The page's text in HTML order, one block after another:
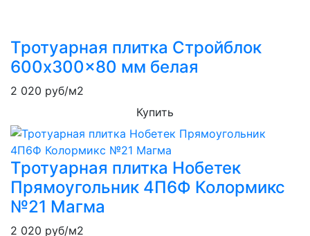
Тротуарная плитка Стройблок
600x300x80 мм белая
2 020 руб/м2
Купить
Тротуарная плитка Нобетек
Прямоугольник 4П6Ф Колормикс
№21 Магма
2 020 руб/м2